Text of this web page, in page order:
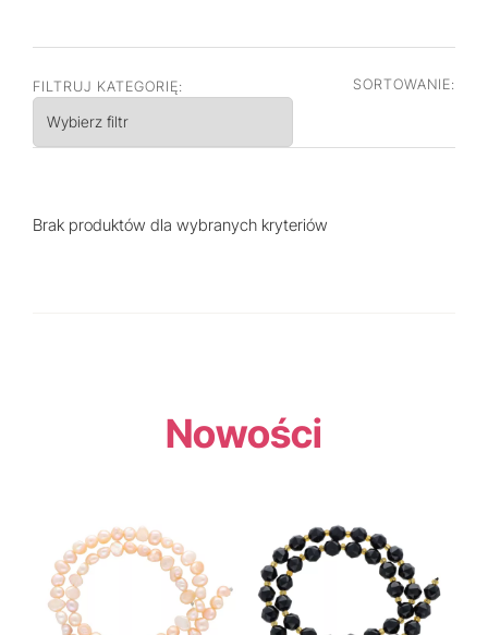
FILTRUJ KATEGORIĘ:
Wybierz filtr
SORTOWANIE:
Brak produktów dla wybranych kryteriów
Nowości